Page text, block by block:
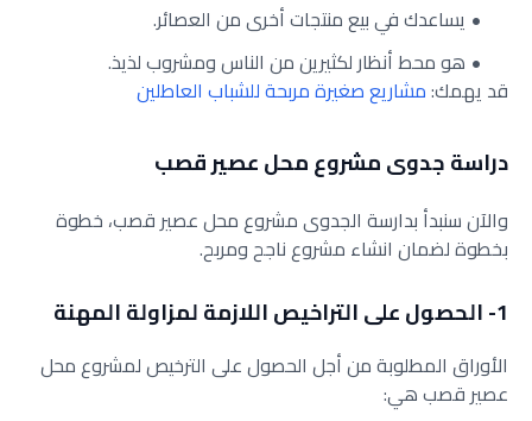
يساعدك في بيع منتجات أخرى من العصائر.
هو محط أنظار لكثيرين من الناس ومشروب لذيذ.
قد يهمك:مشاريع صغيرة مربحة للشباب العاطلين
دراسة جدوى مشروع محل عصير قصب
والآن سنبدأ بدارسة الجدوى مشروع محل عصير قصب، خطوة
بخطوة لضمان انشاء مشروع ناجح ومربح.
1- الحصول على التراخيص اللازمة لمزاولة المهنة
الأوراق المطلوبة من أجل الحصول على الترخيص لمشروع محل
عصير قصب هي: